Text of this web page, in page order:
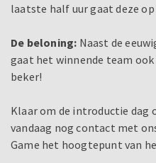
laatste half uur gaat deze
De beloning: Naast de
gaat het winnende team
beker!
Klaar om de introductie dag
vandaag nog contact met
Game het hoogtepunt van